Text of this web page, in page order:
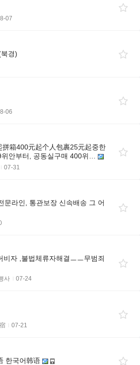
07
산회사 양도합니다 (북경)
06
箱400元起个人包裹25元起중한
안부터, 공동실구매 400위…
07-31
문라인, 통관보장 신속배송 그 어
비자 ,불법체류자해결ㅡㅡ무범죄
사 07-24
07-21
한국어韩语